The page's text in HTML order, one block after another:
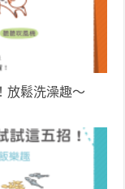
放鬆洗澡趣～